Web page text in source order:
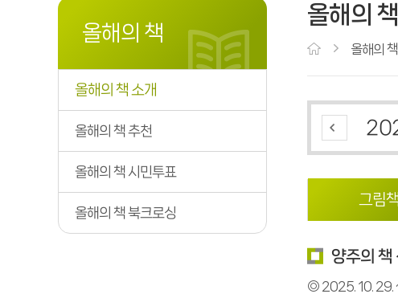
올해의 책
올해의 책 소개
올해의 책 추천
올해의 책 시민투표
올해의 책 북크로싱
올해의
올해의 책
그림책
양주의 책
◎ 2025. 10. 29. ~